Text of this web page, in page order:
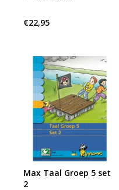
€22,95
Max Taal Groep 5 set
2